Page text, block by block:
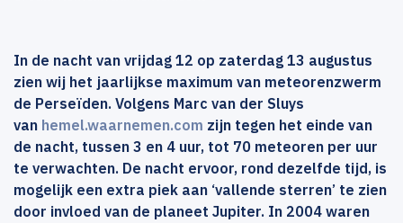
In de nacht van vrijdag 12 op zaterdag 13 augustus
zien wij het jaarlijkse maximum van meteorenzwerm
de Perseïden. Volgens Marc van der Sluys
van hemel.waarnemen.com zijn tegen het einde van
de nacht, tussen 3 en 4 uur, tot 70 meteoren per uur
te verwachten. De nacht ervoor, rond dezelfde tijd, is
mogelijk een extra piek aan ‘vallende sterren’ te zien
door invloed van de planeet Jupiter. In 2004 waren